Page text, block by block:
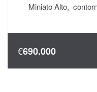
Miniato Alto,
€690.000